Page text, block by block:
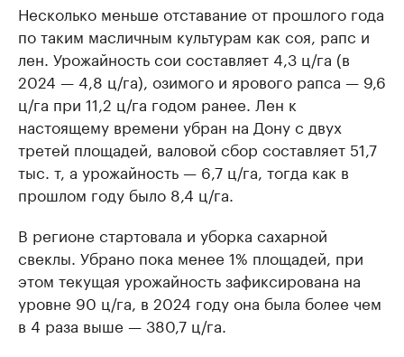
Несколько меньше отставание от прошлого года
по таким масличным культурам как соя, рапс и
лен. Урожайность сои составляет 4,3 ц/га (в
2024 — 4,8 ц/га), озимого и ярового рапса — 9,6
ц/га при 11,2 ц/га годом ранее. Лен к
настоящему времени убран на Дону с двух
третей площадей, валовой сбор составляет 51,7
тыс. т, а урожайность — 6,7 ц/га, тогда как в
прошлом году было 8,4 ц/га.
В регионе стартовала и уборка сахарной
свеклы. Убрано пока менее 1% площадей, при
этом текущая урожайность зафиксирована на
уровне 90 ц/га, в 2024 году она была более чем
в 4 раза выше — 380,7 ц/га.